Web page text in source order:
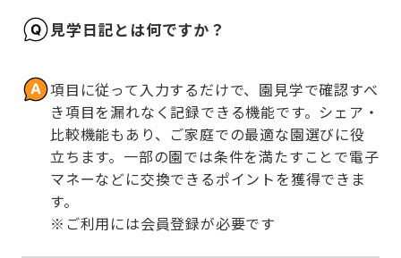
見学日記とは何ですか？
項目に従って入力するだけで、園見学で確認すべ
き項目を漏れなく記録できる機能です。シェア・
比較機能もあり、ご家庭での最適な園選びに役
立ちます。一部の園では条件を満たすことで電子
マネーなどに交換できるポイントを獲得できま
す。
※ご利用には会員登録が必要です